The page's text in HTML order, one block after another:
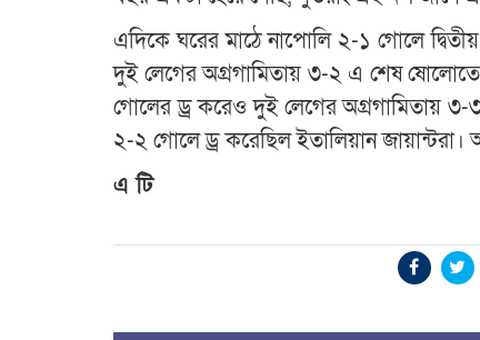
এদিকে ঘরের মাঠে নাপোলি ২-১ গোলে
দুই লেগের অগ্রগামিতায় ৩-২ এ শেষ ষোলোতে
গোলের ড্র করেও দুই লেগের অগ্রগামিতায় ৩-
২-২ গোলে ড্র করেছিল ইতালিয়ান
এ টি